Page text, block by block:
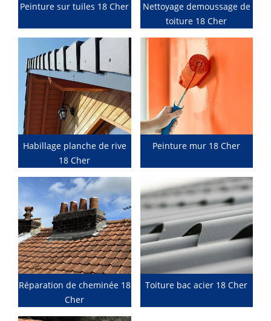
Peinture sur tuiles 18 Cher
Nettoyage demoussage de
toiture 18 Cher
Habillage planche de rive
18 Cher
Peinture mur 18 Cher
Réparation de cheminée 18
Cher
Toiture bac acier 18 Cher